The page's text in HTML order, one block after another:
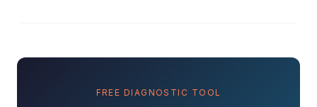
FREE DIAGNOSTIC TOOL